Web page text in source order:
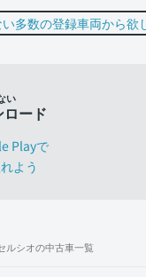
ルシオの中古車一覧
い
ード